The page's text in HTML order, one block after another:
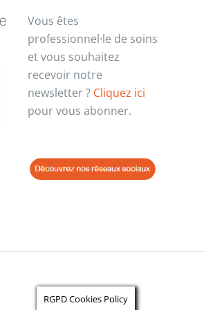
Vous êtes
professionnel·le de soins
et vous souhaitez
recevoir notre
newsletter ? Cliquez ici
pour vous abonner.
RGPD Cookies Policy